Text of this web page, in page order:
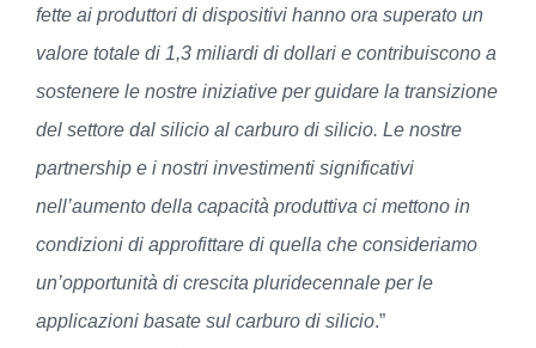
fette ai produttori di dispositivi hanno ora superato un
valore totale di 1,3 miliardi di dollari e contribuiscono a
sostenere le nostre iniziative per guidare la transizione
del settore dal silicio al carburo di silicio. Le nostre
partnership e i nostri investimenti significativi
nell’aumento della capacità produttiva ci mettono in
condizioni di approfittare di quella che consideriamo
un’opportunità di crescita pluridecennale per le
applicazioni basate sul carburo di silicio.”